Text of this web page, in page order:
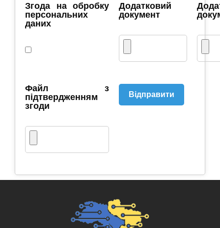
Згода на обробку
персональних
даних
Додатковий
документ
Файл з
підтвердженням
згоди
Відправити